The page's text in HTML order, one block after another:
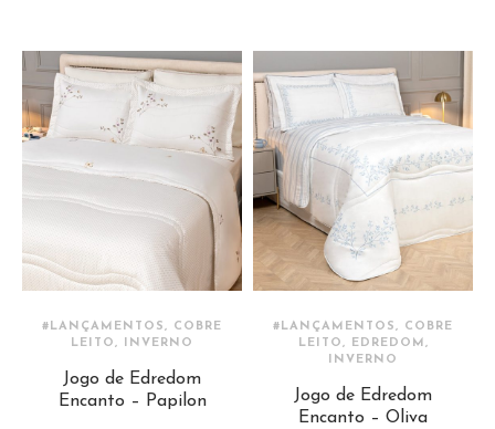
#LANÇAMENTOS, COBRE
LEITO, INVERNO
Jogo de Edredom
Encanto – Papilon
#LANÇAMENTOS, COBRE
LEITO, EDREDOM,
INVERNO
Jogo de Edredom
Encanto – Oliva